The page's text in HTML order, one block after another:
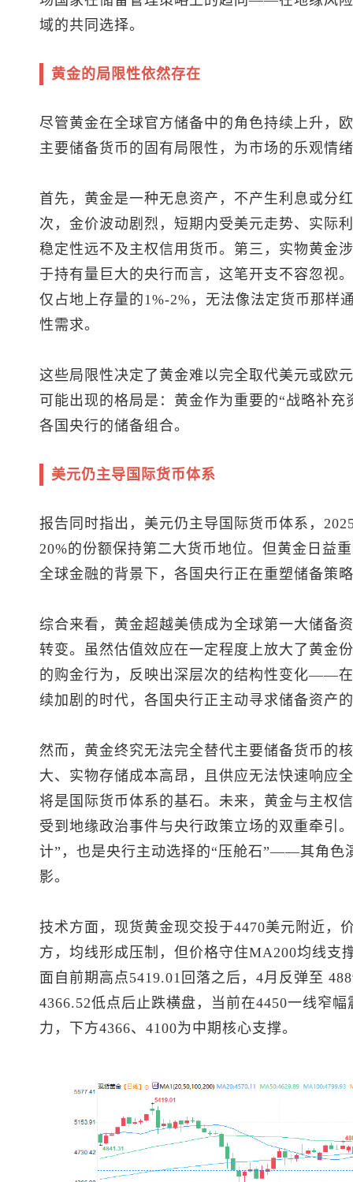
域的共同选择。
黄金的局限性依然存在
尽管黄金在全球官方储备中的角色持续上升，
主要储备货币的固有局限性，为市场的乐观情
首先，黄金是一种无息资产，不产生利息或分
次，金价波动剧烈，短期内受美元走势、实际
稳定性远不及主权信用货币。第三，实物黄金
于持有量巨大的央行而言，这笔开支不容忽视
仅占地上存量的1%-2%，无法像法定货币那样
性需求。
这些局限性决定了黄金难以完全取代美元或欧
可能出现的格局是：黄金作为重要的“战略补
各国央行的储备组合。
美元仍主导国际货币体系
报告同时指出，美元仍主导国际货币体系，
20%的份额保持第二大货币地位。但黄金日益
全球金融的背景下，各国央行正在重塑储备策
综合来看，黄金超越美债成为全球第一大储备
转变。虽然估值效应在一定程度上放大了黄金
的购金行为，反映出深层次的结构性变化——
续加剧的时代，各国央行正主动寻求储备资产
然而，黄金终究无法完全替代主要储备货币的
大、实物存储成本高昂，且供应无法快速响应
将是国际货币体系的基石。未来，黄金与主权
受到地缘政治事件与央行政策立场的双重牵引
计”，也是央行主动选择的“压舱石”——其角色
影。
技术方面， 现货黄金现交投于4470美元附近，
方，均线形成压制，但价格守住MA200均线支
面自前期高点5419.01回落之后，4月反弹至
4366.52低点后止跌横盘，当前在4450一线窄
力，下方4366、4100为中期核心支撑。